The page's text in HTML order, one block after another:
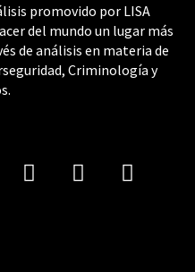
promovido por LISA
del mundo un lugar más
de análisis en materia de
Criminología y